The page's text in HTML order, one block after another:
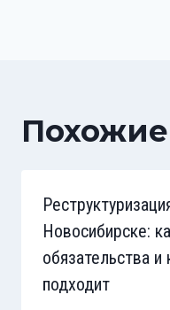
Новосибирске:
обязательства
подходит